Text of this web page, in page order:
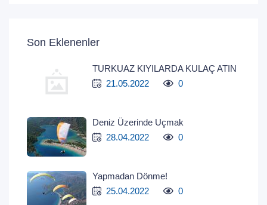
Son Eklenenler
TURKUAZ KIYILARDA KULAÇ ATIN
21.05.2022
0
Deniz Üzerinde Uçmak
28.04.2022
0
Yapmadan Dönme!
25.04.2022
0